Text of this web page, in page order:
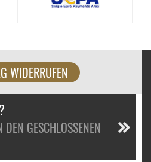
WIDERRUFEN
GESCHLOSSENEN